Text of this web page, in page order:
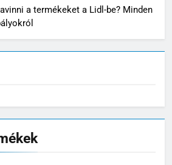
a termékeket a Lidl-be? Minden